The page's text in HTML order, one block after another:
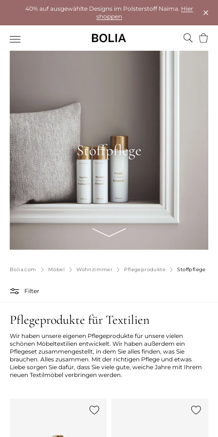
40% auf ausgewählte Designs im Polsterstoff Naima. Hier
shoppen
Stoffpflege
Bolia.com Möbel Wohnzimmer Pflegeprodukte Stoffpflege
Filter
Pflegeprodukte für Textilien
Wir haben unsere eigenen Pflegeprodukte für unsere vielen
schönen Möbeltextilien entwickelt. Wir haben außerdem ein
Pflegeset zusammengestellt, in dem Sie alles finden, was Sie
brauchen. Alles zusammen. Mit der richtigen Pflege und etwas
Liebe sorgen Sie dafür, dass Sie viele gute, weiche Jahre mit Ihrem
neuen Textilmöbel verbringen werden.